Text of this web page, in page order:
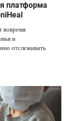
платформа
вовремя
и
отслеживать